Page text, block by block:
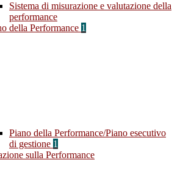
Sistema di misurazione e valutazione della
performance
della Performance 1
Piano della Performance/Piano esecutivo
di gestione 1
sulla Performance